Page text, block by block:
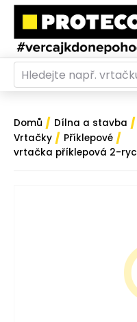
Domů / Dílna a stavba /
Vrtačky / Příklepové /
vrtačka příklepová 2-